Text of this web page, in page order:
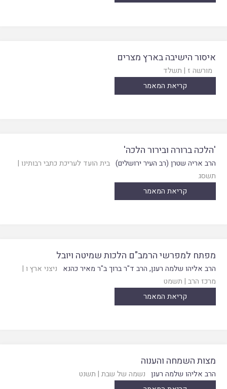
איסור הישיבה בארץ מצרים
מורשה ז | תשלד
קריאת המאמר
'הלכה ברורה ובירור הלכה'
הרב אריה שטרן (רב העיר ירושלים) בית הועד לעריכת כתבי רבותינו |
תשסג
קריאת המאמר
מפתח למפרשי הרמב"ם הלכות שמיטה ויובל
הרב אליהו שלמה רענן, הרב ד"ר ברוך ב"ר מאיר כהנא ניצני ארץ ו |
מרכז הרב | תשמט
קריאת המאמר
מצות השמחה והענוה
הרב אליהו שלמה רענן נשמה של שבת | תשנט